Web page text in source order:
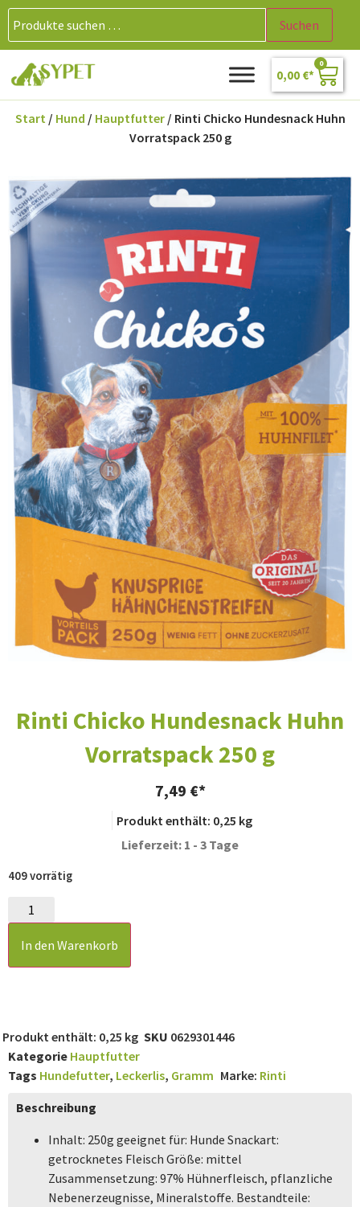
Suchen
0,00 €
0
Start/ Hund / Hauptfutter/ Rinti Chicko Hundesnack Huhn
Vorratspack 250 g
Rinti Chicko Hundesnack Huhn
Vorratspack 250 g
7,49 €
Produkt enthält: 0,25 kg
Lieferzeit: 1 - 3 Tage
409 vorrätig
In den Warenkorb
Produkt enthält: 0,25 kg SKU 0629301446
Kategorie Hauptfutter
Tags Hundefutter, Leckerlis, Gramm Marke: Rinti
Beschreibung
Inhalt: 250g geeignet für: Hunde Snackart:
getrocknetes Fleisch Größe: mittel
Zusammensetzung: 97% Hühnerfleisch, pflanzliche
Nebenerzeugnisse, Mineralstoffe. Bestandteile: